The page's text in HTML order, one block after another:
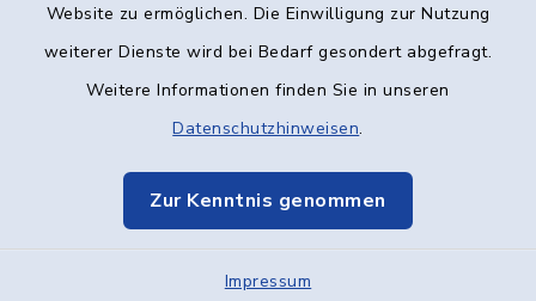
Website zu ermöglichen. Die Einwilligung zur Nutzung
weiterer Dienste wird bei Bedarf gesondert abgefragt.
Weitere Informationen finden Sie in unseren
Datenschutzhinweisen.
Zur Kenntnis genommen
Impressum
Datenschutz
Elektronische Kommunikation
Sitemap